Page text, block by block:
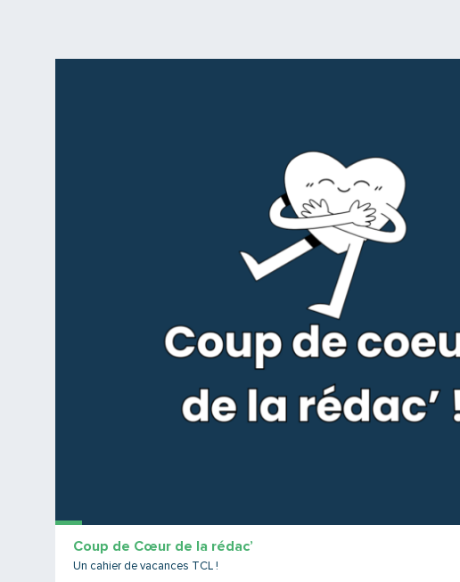
Coup de Cœur de la rédac’
Un cahier de vacances TCL !